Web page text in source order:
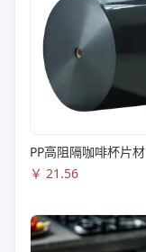
PP高阻隔咖啡杯片材
￥ 21.56